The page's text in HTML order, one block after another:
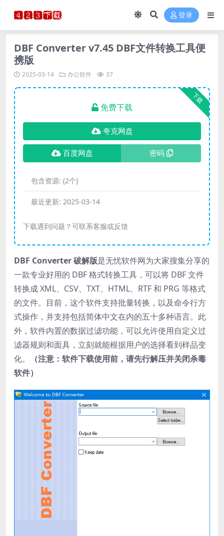
登录
DBF Converter v7.45 DBF文件转换工具便
携版
2025-03-14 办公软件 37
下载
免费下载
夸克网盘
百度网盘 密码
包含资源: (2个)
最近更新: 2025-03-14
下载遇到问题？可联系客服或反馈
DBF Converter 破解版是无忧软件网为大家搜集分享的
一款专业好用的 DBF 格式转换工具，可以将 DBF 文件
转换成 XML、CSV、TXT、HTML、RTF 和 PRG 等格式
的文件。目前，这个软件支持批量转换，以及命令行方
式操作，并支持包括简体中文在内的五十多种语言。此
外，软件内置的数据过滤功能，可以允许使用自定义过
滤器规则和面具，立刻就能根据用户的选择看到样品变
化。
（注意：软件下载使用前，请先行解压并关闭杀毒
软件）